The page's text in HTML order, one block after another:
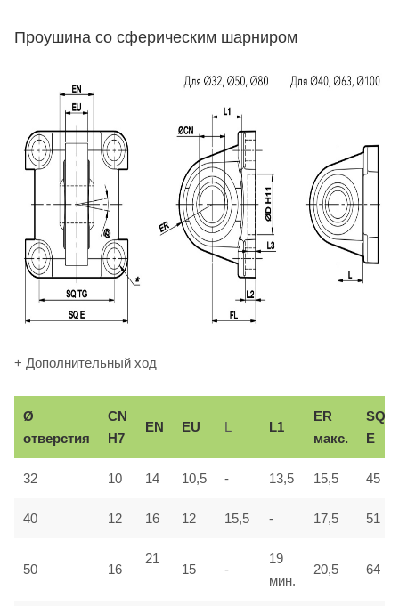
Проушина со сферическим шарниром
+ Дополнительный ход
Ø
отверстия
СN
H7
EN EU L L1
ER
макс.
SQ
E
32 10 14 10,5 - 13,5 15,5 45
40 12 16 12 15,5 - 17,5 51
50 16
21
15 -
19
мин.
20,5 64